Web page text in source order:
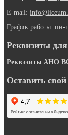
E-mail:
График работы: пн-
Реквизиты
Реквизиты АНО
Оставить